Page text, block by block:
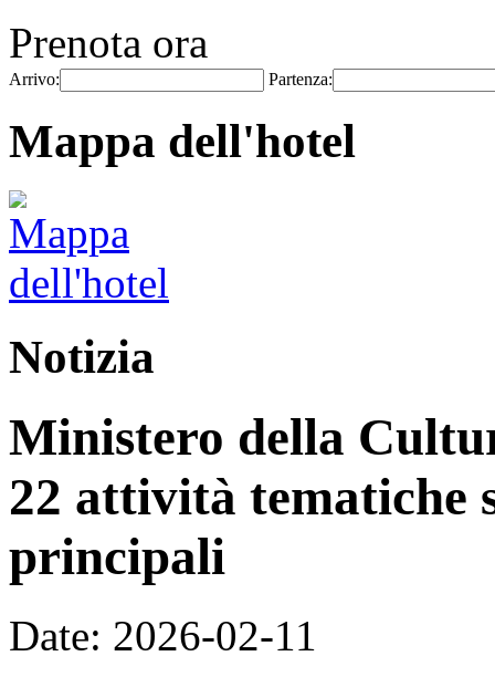
Prenota ora
Arrivo: Partenza:
Mappa dell'hotel
Notizia
Ministero della
22 attività tematiche
principali
Date: 2026-02-11